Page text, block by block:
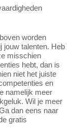
worden
jouw talenten. Heb
misschien
hebt, dan is
niet het juiste
en
namelijk meer
Wil je meer
dan eens naar
gratis